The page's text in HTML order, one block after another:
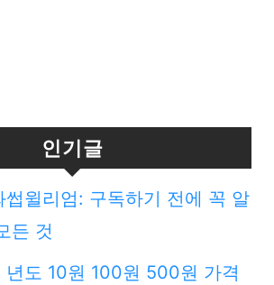
인기글
썹윌리엄: 구독하기 전에 꼭 알
든 것
년도 10원 100원 500원 가격